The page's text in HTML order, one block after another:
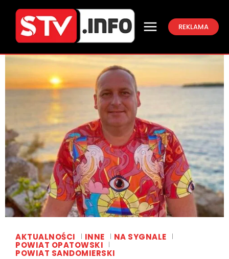
REKLAMA
AKTUALNOŚCI INNE NA SYGNALE
POWIAT OPATOWSKI
POWIAT SANDOMIERSKI